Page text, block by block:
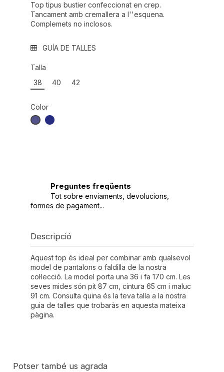
Top tipus bustier confeccionat en crep.
Tancament amb cremallera a l''esquena.
Complemets no inclosos.
GUÍA DE TALLES
Talla
38
40 42
Color
VIOLET REF.: 000594
AZUL NOCHE REF.: 000630
Preguntes freqüents
Tot sobre enviaments, devolucions,
formes de pagament...
Descripció
Aquest top és ideal per combinar amb qualsevol
model de pantalons o faldilla de la nostra
col·lecció. La model porta una 36 i fa 170 cm. Les
seves mides són pit 87 cm, cintura 65 cm i maluc
91 cm. Consulta quina és la teva talla a la nostra
guia de talles que trobaràs en aquesta mateixa
pàgina.
Potser també us agrada